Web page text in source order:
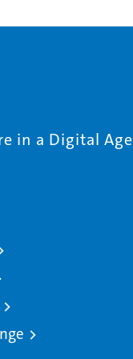
in a Digital Age